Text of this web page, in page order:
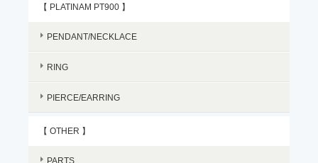
【 PLATINAM PT900 】
PENDANT/NECKLACE
RING
PIERCE/EARRING
【 OTHER 】
PARTS